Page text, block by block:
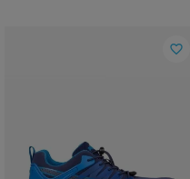
favorite_border